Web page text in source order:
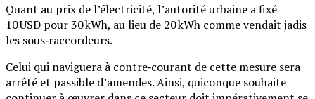
Quant au prix de l’électricité, l’autorité urbaine a fixé
10 USD pour 30 kWh, au lieu de 20 kWh comme vendait jadis
les sous‑raccordeurs.
Celui qui naviguera à contre‑courant de cette mesure sera
arrêté et passible d’amendes. Ainsi, quiconque souhaite